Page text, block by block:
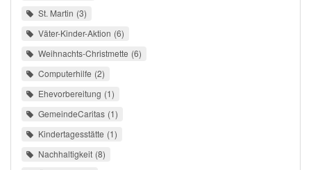
St. Martin 3
Väter-Kinder-Aktion 6
Weihnachts-Christmette 6
Computerhilfe 2
Ehevorbereitung 1
GemeindeCaritas 1
Kindertagesstätte 1
Nachhaltigkeit 8